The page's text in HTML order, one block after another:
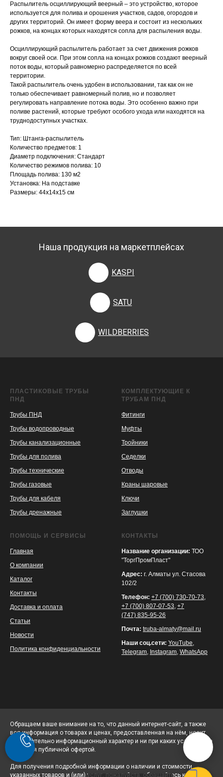
Распылитель осциллирующий веерный – это устройство, которое
используется для полива и орошения участков, садов, огородов и
других территорий. Он имеет форму веера и состоит из нескольких
рожков, на концах которых находятся сопла для распыления воды.
Осциллирующий распылитель работает за счет движения рожков
вокруг своей оси. При этом сопла на концах рожков создают веерный
поток воды, который равномерно распределяется по всей
территории.
Такой распылитель очень удобен в использовании, так как он не
только обеспечивает равномерный полив, но и позволяет
регулировать направление потока воды. Это особенно важно при
поливе растений, которые требуют особого ухода или находятся на
труднодоступных участках.
Тип: Штанга-распылитель
Количество предметов: 1
Диаметр подключения: Стандарт
Количество режимов полива: 10
Площадь полива: 130 м2
Установка: На подставке
Размеры: 44х14х15 см
Наша продукция на маркетплейсах
KASPI
SATU
WILDBERRIES
ПЛАСТИКОВЫЕ ТРУБЫ
ПНД
Трубы ПНД
Трубы водопроводные
Трубы канализационные
Трубы для полива
Трубы технические
Трубы газовые
Трубы для кабеля
Трубы дренажные
КОМПЛЕКТУЮЩИЕ К
ТРУБАМ ПНД
Фитинги
Муфты
Тройники
Седелки
Отводы
Краны шаровые
Ключи
Заглушки
ПОМОЩЬ И СЕРВИСЫ
Главная
О компании
Каталог
Контакты
Доставка и оплата
Статьи
Новости
Политика конфиденциальности
КОНТАКТЫ
Название организации: ТОО
"ТоргПромПласт"
Адрес: г. Алматы ул. Стасова
102/2
Телефон: +7 (700) 730-70-73,
+7 (700) 807-07-53, +7
(747) 835-95-26
Почта: truba-almaty@mail.ru
Наши соц.сети: YouTube,
Telegram, Instagram, WhatsApp
Обращаем ваше внимание на то, что данный интернет-сайт, а также
вся информация о товарах и ценах, предоставленная на нём, носит
исключительно информационный характер и ни при каких условиях не
является публичной офертой.
Для получения подробной информации о наличии и стоимости
указанных товаров и (или) услуг, пожалуйста, обращайтесь к